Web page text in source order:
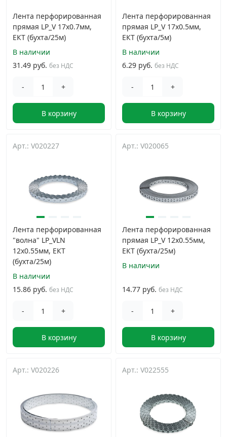
Лента перфорированная
прямая LP_V 17x0.7мм,
ЕКТ (бухта/25м)
В наличии
31.49 руб. без НДС
- +
В корзину
Лента перфорированная
прямая LP_V 17x0.5мм,
ЕКТ (бухта/5м)
В наличии
6.29 руб. без НДС
- +
В корзину
Арт.: V020227
Лента перфорированная
"волна" LP_VLN
12x0.55мм, ЕКТ
(бухта/25м)
В наличии
15.86 руб. без НДС
- +
В корзину
Арт.: V020065
Лента перфорированная
прямая LP_V 12x0.55мм,
ЕКТ (бухта/25м)
В наличии
14.77 руб. без НДС
- +
В корзину
Арт.: V020226 Арт.: V022555